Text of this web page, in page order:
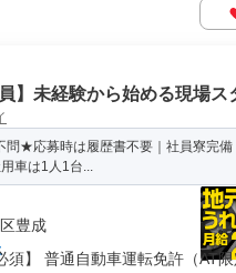
】未経験から始める現場ス
問★応募時は履歴書不要｜社員寮完備
車は1人1台...
豊成
須】 普通自動車運転免許（AT